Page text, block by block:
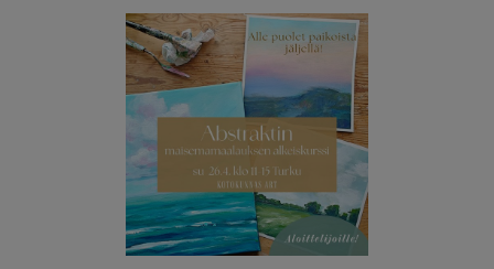
että kaikki on ok vai selittää miksi mikään ei oo. Ethän ystävä
pienennä ittees, ethän pue yllesi haarniskaa. Meitä on täällä
niin monta joille sun ei tarvitse selitellä ollenkaan." Taiteilija
Sari Härkönen-Rand / Kotokunnas Art Huomaathan, että
teokset värit verkkokaupassa saattavat vaihdella
katselulaitteen näytöstä riippuen. Instagram Facebook